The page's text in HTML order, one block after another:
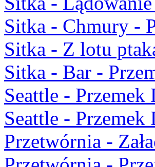
Sitka - Chmury -
Sitka - Z lotu
Sitka - Bar -
Seattle - Przemek
Seattle - Przemek
Przetwórnia -